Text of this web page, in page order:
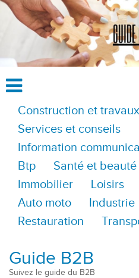
Construction et travaux
Services et conseils
Information
Btp
Santé et beauté
Immobilier
Loisirs
Auto moto
Industrie
Restauration
Guide B2B
Suivez le guide du B2B